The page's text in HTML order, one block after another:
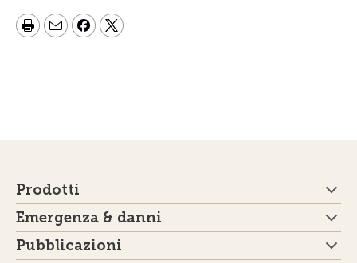
Prodotti
Emergenza & danni
Pubblicazioni